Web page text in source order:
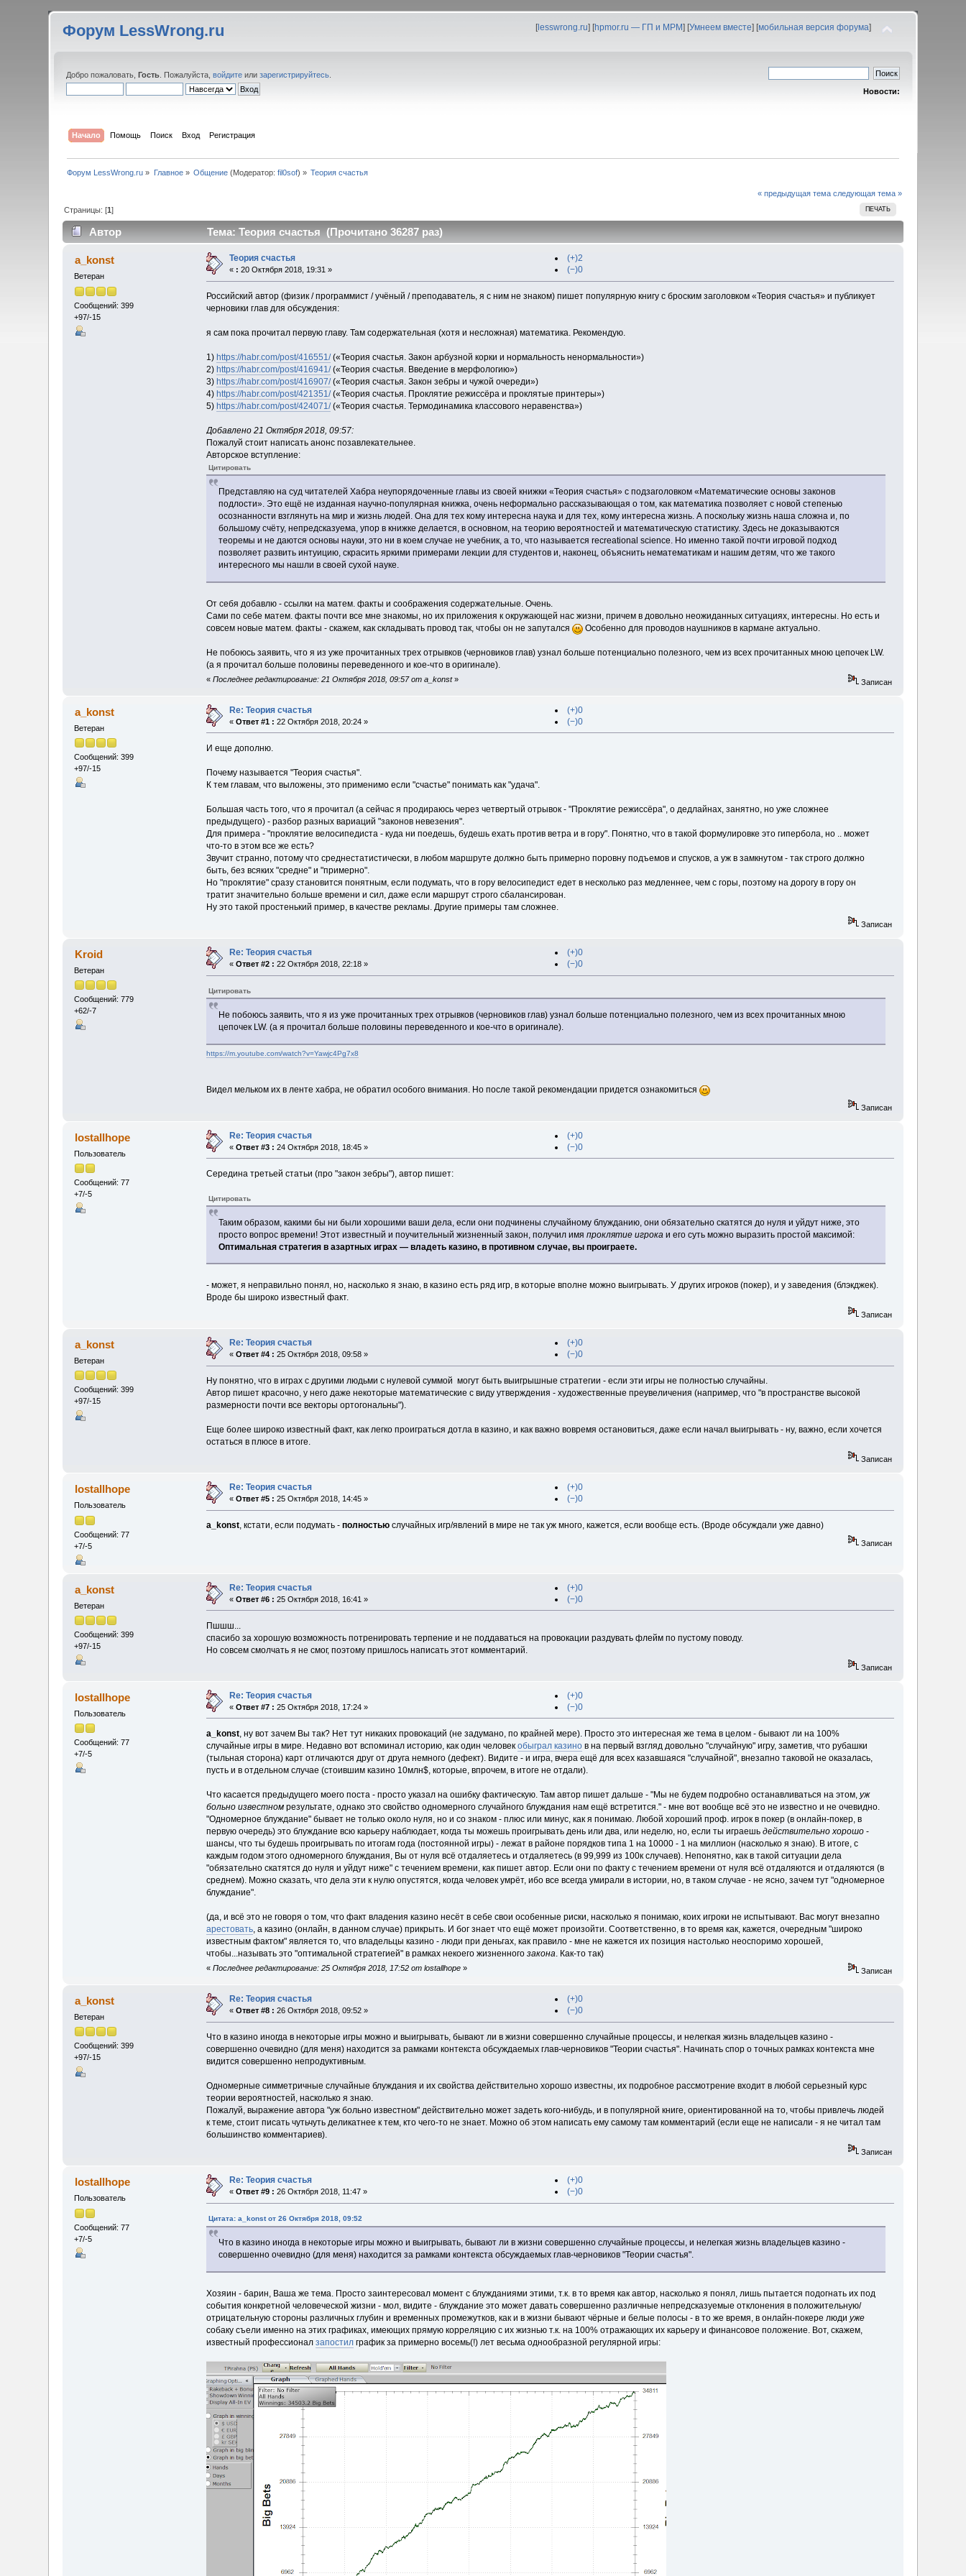
Форум LessWrong.ru [lesswrong.ru] [hpmor.ru — ГП и МРМ] [Умнеем вместе] [мобильная версия форума]
Добро пожаловать,Гость . Пожалуйста,войдите илизарегистрируйтесь
Новости:
Начало Помощь Поиск Вход Регистрация
Форум LessWrong.ru » Главное» Общение (Модератор:fil0sof) » Теория счастья
« предыдущая тема следующая тема »
ПЕЧАТЬ
Страницы: [1]
Автор Тема: Теория счастья (Прочитано 36287 раз)
a_konst
Ветеран
Сообщений: 399
+97/-15
Теория счастья
« : 20 Октября 2018, 19:31 »
(+)2
(−)0
Российский автор (физик / программист / учёный / преподаватель, я с ним не знаком) пишет популярную книгу с броским заголовком «Теория счастья» и публикует
черновики глав для обсуждения:
я сам пока прочитал первую главу. Там содержательная (хотя и несложная) математика. Рекомендую.
1) https://habr.com/post/416551/(«Теория счастья. Закон арбузной корки и нормальность ненормальности»)
2) https://habr.com/post/416941/(«Теория счастья. Введение в мерфологию»)
3) https://habr.com/post/416907/(«Теория счастья. Закон зебры и чужой очереди»)
4) https://habr.com/post/421351/(«Теория счастья. Проклятие режиссёра и проклятые принтеры»)
5) https://habr.com/post/424071/(«Теория счастья. Термодинамика классового неравенства»)
Добавлено 21 Октября 2018, 09:57:
Пожалуй стоит написать анонс позавлекательнее.
Авторское вступление:
Цитировать
Представляю на суд читателей Хабра неупорядоченные главы из своей книжки «Теория счастья» с подзаголовком «Математические основы законов
подлости». Это ещё не изданная научно-популярная книжка, очень неформально рассказывающая о том, как математика позволяет с новой степенью
осознанности взглянуть на мир и жизнь людей. Она для тех кому интересна наука и для тех, кому интересна жизнь. А поскольку жизнь наша сложна и, по
большому счёту, непредсказуема, упор в книжке делается, в основном, на теорию вероятностей и математическую статистику. Здесь не доказываются
теоремы и не даются основы науки, это ни в коем случае не учебник, а то, что называется recreational science. Но именно такой почти игровой подход
позволяет развить интуицию, скрасить яркими примерами лекции для студентов и, наконец, объяснить нематематикам и нашим детям, что же такого
интересного мы нашли в своей сухой науке.
От себя добавлю - ссылки на матем. факты и соображения содержательные. Очень.
Сами по себе матем. факты почти все мне знакомы, но их приложения к окружающей нас жизни, причем в довольно неожиданных ситуациях, интересны. Но есть и
совсем новые матем. факты - скажем, как складывать провод так, чтобы он не запутался
Особенно для проводов наушников в кармане актуально.
Не побоюсь заявить, что я из уже прочитанных трех отрывков (черновиков глав) узнал больше потенциально полезного, чем из всех прочитанных мною цепочек LW.
(а я прочитал больше половины переведенного и кое-что в оригинале).
« Последнее редактирование: 21 Октября 2018, 09:57 от a_konst» Записан
a_konst
Ветеран
Сообщений: 399
+97/-15
Re: Теория счастья
«Ответ #1 : 22 Октября 2018, 20:24 »
(+)0
(−)0
И еще дополню.
Почему называется "Теория счастья".
К тем главам, что выложены, это применимо если "счастье" понимать как "удача".
Большая часть того, что я прочитал (а сейчас я продираюсь через четвертый отрывок - "Проклятие режиссёра", о дедлайнах, занятно, но уже сложнее
предыдущего) - разбор разных вариаций "законов невезения".
Для примера - "проклятие велосипедиста - куда ни поедешь, будешь ехать против ветра и в гору". Понятно, что в такой формулировке это гипербола, но .. может
что-то в этом все же есть?
Звучит странно, потому что среднестатистически, в любом маршруте должно быть примерно поровну подъемов и спусков, а уж в замкнутом - так строго должно
быть, без всяких "средне" и "примерно".
Но "проклятие" сразу становится понятным, если подумать, что в гору велосипедист едет в несколько раз медленнее, чем с горы, поэтому на дорогу в гору он
тратит значительно больше времени и сил, даже если маршрут строго сбалансирован.
Ну это такой простенький пример, в качестве рекламы. Другие примеры там сложнее.
Записан
Kroid
Ветеран
Сообщений: 779
+62/-7
Re: Теория счастья
«Ответ #2 : 22 Октября 2018, 22:18 »
(+)0
(−)0
Цитировать
Не побоюсь заявить, что я из уже прочитанных трех отрывков (черновиков глав) узнал больше потенциально полезного, чем из всех прочитанных мною
цепочек LW. (а я прочитал больше половины переведенного и кое-что в оригинале).
https://m.youtube.com/watch?v=Yawjc4Pg7x8
Видел мельком их в ленте хабра, не обратил особого внимания. Но после такой рекомендации придется ознакомиться
Записан
lostallhope
Пользователь
Сообщений: 77
+7/-5
Re: Теория счастья
«Ответ #3 : 24 Октября 2018, 18:45 »
(+)0
(−)0
Середина третьей статьи (про "закон зебры"), автор пишет:
Цитировать
Таким образом, какими бы ни были хорошими ваши дела, если они подчинены случайному блужданию, они обязательно скатятся до нуля и уйдут ниже, это
просто вопрос времени! Этот известный и поучительный жизненный закон, получил имяпроклятие игрока и его суть можно выразить простой максимой:
Оптимальная стратегия в азартных играх — владеть казино, в противном случае, вы проиграете.
- может, я неправильно понял, но, насколько я знаю, в казино есть ряд игр, в которые вполне можно выигрывать. У других игроков (покер), и у заведения (блэкджек).
Вроде бы широко известный факт.
Записан
a_konst
Ветеран
Сообщений: 399
+97/-15
Re: Теория счастья
«Ответ #4 : 25 Октября 2018, 09:58 »
(+)0
(−)0
Ну понятно, что в играх с другими людьми с нулевой суммой могут быть выигрышные стратегии - если эти игры не полностью случайны.
Автор пишет красочно, у него даже некоторые математические с виду утверждения - художественные преувеличения (например, что "в пространстве высокой
размерности почти все векторы ортогональны").
Еще более широко известный факт, как легко проиграться дотла в казино, и как важно вовремя остановиться, даже если начал выигрывать - ну, важно, если хочется
остаться в плюсе в итоге.
Записан
lostallhope
Пользователь
Сообщений: 77
+7/-5
Re: Теория счастья
«Ответ #5 : 25 Октября 2018, 14:45 »
(+)0
(−)0
a_konst, кстати, если подумать - полностьюслучайных игр/явлений в мире не так уж много, кажется, если вообще есть. (Вроде обсуждали уже давно)
Записан
a_konst
Ветеран
Сообщений: 399
+97/-15
Re: Теория счастья
«Ответ #6 : 25 Октября 2018, 16:41 »
(+)0
(−)0
Пшшш...
спасибо за хорошую возможность потренировать терпение и не поддаваться на провокации раздувать флейм по пустому поводу.
Но совсем смолчать я не смог, поэтому пришлось написать этот комментарий.
Записан
lostallhope
Пользователь
Сообщений: 77
+7/-5
Re: Теория счастья
«Ответ #7 : 25 Октября 2018, 17:24 »
(+)0
(−)0
a_konst, ну вот зачем Вы так? Нет тут никаких провокаций (не задумано, по крайней мере). Просто это интересная же тема в целом - бывают ли на 100%
случайные игры в мире. Недавно вот вспоминал историю, как один человек обыграл казинов на первый взгляд довольно "случайную" игру, заметив, что рубашки
(тыльная сторона) карт отличаются друг от друга немного (дефект). Видите - и игра, вчера ещё для всех казавшаяся "случайной", внезапно таковой не оказалась,
пусть и в отдельном случае (стоившим казино 10млн$, которые, впрочем, в итоге не отдали).
Что касается предыдущего моего поста - просто указал на ошибку фактическую. Там автор пишет дальше - "Мы не будем подробно останавливаться на этом, уж
больно известномрезультате, однако это свойство одномерного случайного блуждания нам ещё встретится." - мне вот вообще всё это не известно и не очевидно.
"Одномерное блуждание" бывает не только около нуля, но и со знаком - плюс или минус, как я понимаю. Любой хороший проф. игрок в покер (в онлайн-покер, в
первую очередь) это блуждание всю карьеру наблюдает, когда ты можешь проигрывать день или два, или неделю, но, если ты играешь действительно хорошо-
шансы, что ты будешь проигрывать по итогам года (постоянной игры) - лежат в районе порядков типа 1 на 10000 - 1 на миллион (насколько я знаю). В итоге, с
каждым годом этого одномерного блуждания, Вы от нуля всё отдаляетесь и отдаляетесь (в 99,999 из 100к случаев). Непонятно, как в такой ситуации дела
"обязательно скатятся до нуля и уйдут ниже" с течением времени, как пишет автор. Если они по факту с течением времени от нуля всё отдаляются и отдаляются (в
среднем). Можно сказать, что дела эти к нулю опустятся, когда человек умрёт, ибо все всегда умирали в истории, но, в таком случае - не ясно, зачем тут "одномерное
блуждание".
(да, и всё это не говоря о том, что факт владения казино несёт в себе свои особенные риски, насколько я понимаю, коих игроки не испытывают. Вас могут внезапно
арестовать, а казино (онлайн, в данном случае) прикрыть. И бог знает что ещё может произойти. Соответственно, в то время как, кажется, очередным "широко
известным фактом" является то, что владельцы казино - люди при деньгах, как правило - мне не кажется их позиция настолько неоспоримо хорошей,
чтобы...называть это "оптимальной стратегией" в рамках некоего жизненного закона. Как-то так)
« Последнее редактирование: 25 Октября 2018, 17:52 от lostallhope» Записан
a_konst
Ветеран
Сообщений: 399
+97/-15
Re: Теория счастья
«Ответ #8 : 26 Октября 2018, 09:52 »
(+)0
(−)0
Что в казино иногда в некоторые игры можно и выигрывать, бывают ли в жизни совершенно случайные процессы, и нелегкая жизнь владельцев казино -
совершенно очевидно (для меня) находится за рамками контекста обсуждаемых глав-черновиков "Теории счастья". Начинать спор о точных рамках контекста мне
видится совершенно непродуктивным.
Одномерные симметричные случайные блуждания и их свойства действительно хорошо известны, их подробное рассмотрение входит в любой серьезный курс
теории вероятностей, насколько я знаю.
Пожалуй, выражение автора "уж больно известном" действительно может задеть кого-нибудь, и в популярной книге, ориентированной на то, чтобы привлечь людей
к теме, стоит писать чутьчуть деликатнее к тем, кто чего-то не знает. Можно об этом написать ему самому там комментарий (если еще не написали - я не читал там
большинство комментариев).
Записан
lostallhope
Пользователь
Сообщений: 77
+7/-5
Re: Теория счастья
«Ответ #9 : 26 Октября 2018, 11:47 »
(+)0
(−)0
Цитата: a_konst от 26 Октября 2018, 09:52
Что в казино иногда в некоторые игры можно и выигрывать, бывают ли в жизни совершенно случайные процессы, и нелегкая жизнь владельцев казино -
совершенно очевидно (для меня) находится за рамками контекста обсуждаемых глав-черновиков "Теории счастья".
Хозяин - барин, Ваша же тема. Просто заинтересовал момент с блужданиями этими, т.к. в то время как автор, насколько я понял, лишь пытается подогнать их под
события конкретной человеческой жизни - мол, видите - блуждание это может давать совершенно различные непредсказуемые отклонения в положительную/
отрицательную стороны различных глубин и временных промежутков, как и в жизни бывают чёрные и белые полосы - в то же время, в онлайн-покере люди уже
собаку съели именно на этих графиках, имеющих прямую корреляцию с их жизнью т.к. на 100% отражающих их карьеру и финансовое положение. Вот, скажем,
известный профессионал запостилграфик за примерно восемь(!) лет весьма однообразной регулярной игры: